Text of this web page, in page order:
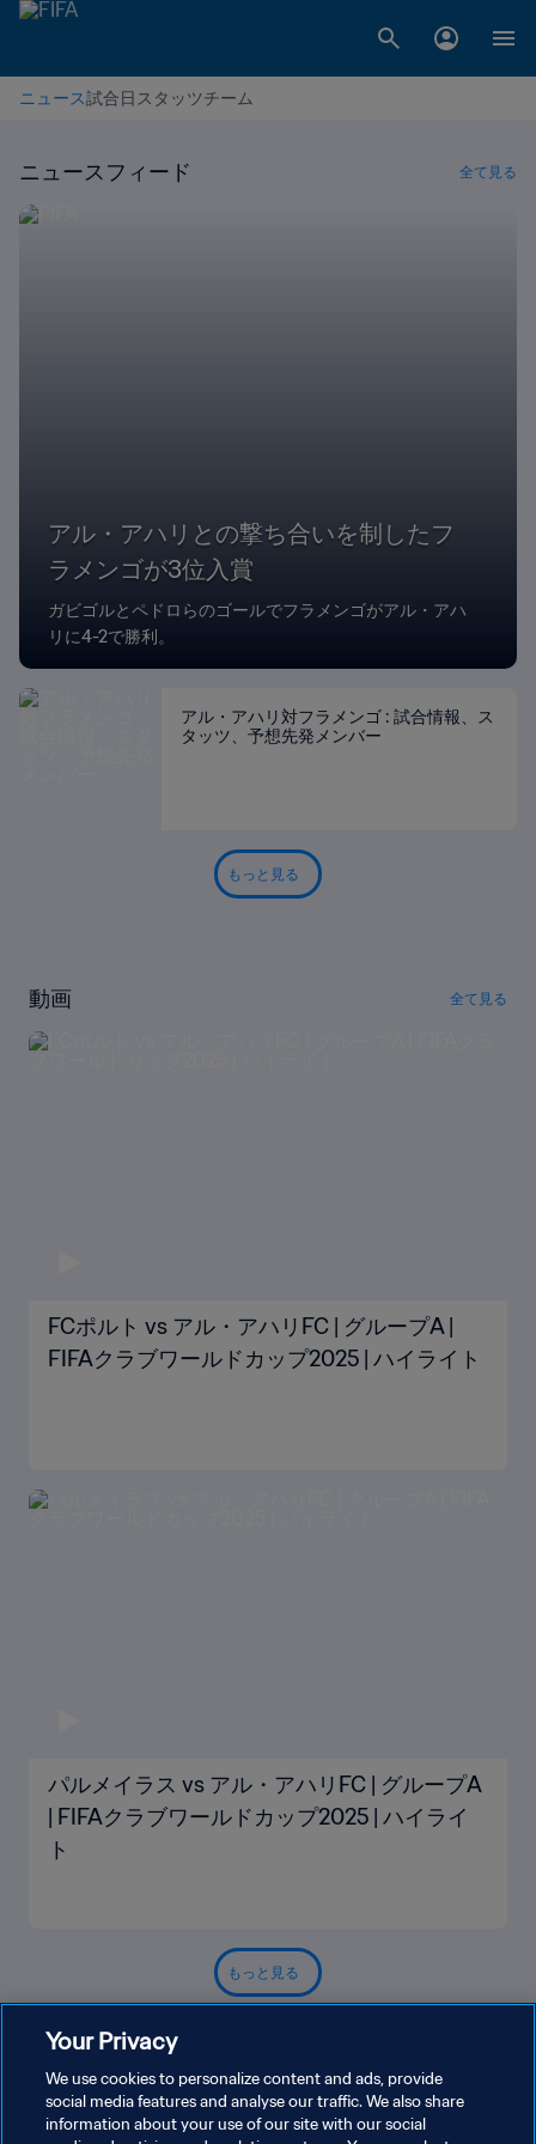
ニュース試合日スタッツチーム
ニュースフィード 全て見る
アル・アハリとの撃ち合いを制したフ
ラメンゴが3位入賞
ガビゴルとペドロらのゴールでフラメンゴがアル・アハ
リに4-2で勝利。
アル・アハリ対フラメンゴ : 試合情報、ス
タッツ、予想先発メンバー
もっと見る
動画 全て見る
FCポルト vs アル・アハリFC | グループA |
FIFAクラブワールドカップ2025 | ハイライト
パルメイラス vs アル・アハリFC | グループA
| FIFAクラブワールドカップ2025 | ハイライ
ト
もっと見る
Your Privacy
We use cookies to personalize content and ads, provide
social media features and analyse our traffic. We also share
information about your use of our site with our social